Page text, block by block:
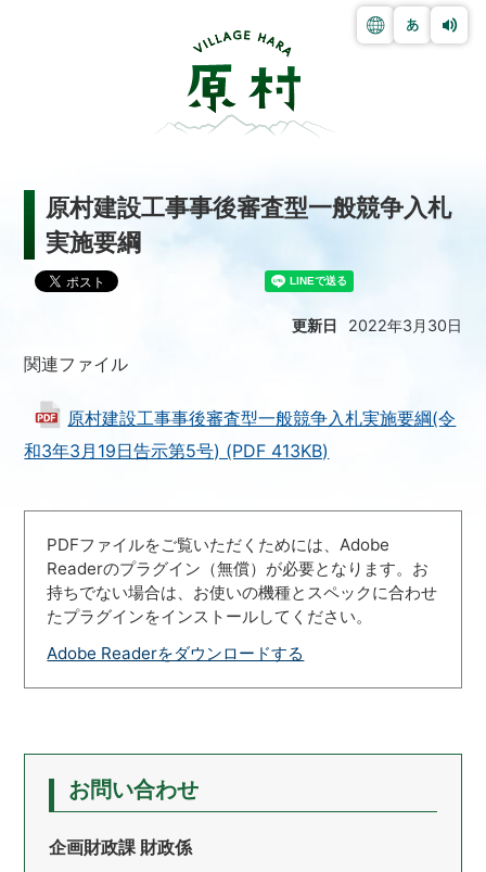
原村建設工事事後審査型一般競争入札
実施要綱
更新日 2022年3月30日
関連ファイル
原村建設工事事後審査型一般競争入札実施要綱(令
和3年3月19日告示第5号) (PDF 413KB)
PDFファイルをご覧いただくためには、Adobe
Readerのプラグイン（無償）が必要となります。お
持ちでない場合は、お使いの機種とスペックに合わせ
たプラグインをインストールしてください。
Adobe Readerをダウンロードする
お問い合わせ
企画財政課 財政係